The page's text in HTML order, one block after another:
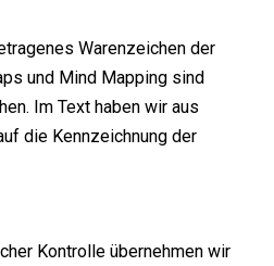
Warenzeichen der
und Mind Mapping sind
Im Text haben wir aus
die Kennzeichnung der
Kontrolle übernehmen wir